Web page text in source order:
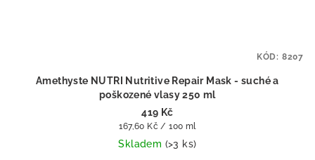
Amethyste NUTRI Nutritive Repair Mask - suché a
poškozené vlasy 250 ml
419 Kč
Měrná
cena:
167,60 Kč / 100 ml
Skladem (>3 ks)
KÓD: 8207